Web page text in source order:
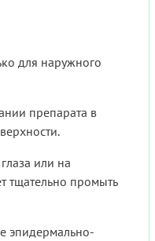
для наружного
препарата в
или на
тщательно промыть
эпидермально-